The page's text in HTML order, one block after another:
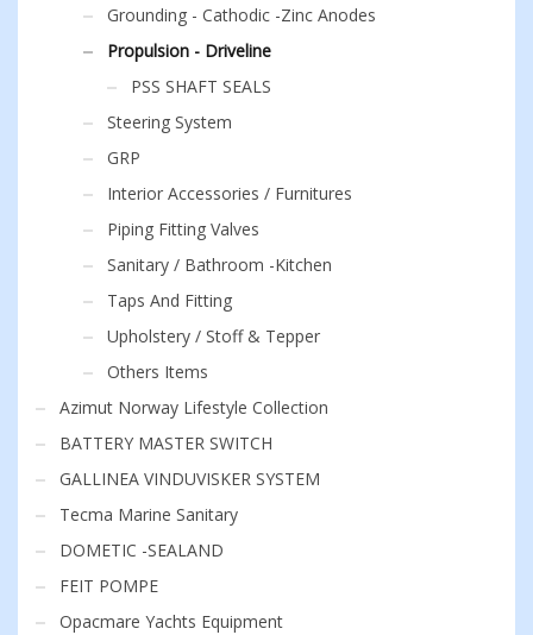
Grounding - Cathodic -Zinc Anodes
Propulsion - Driveline
PSS SHAFT SEALS
Steering System
GRP
Interior Accessories / Furnitures
Piping Fitting Valves
Sanitary / Bathroom -Kitchen
Taps And Fitting
Upholstery / Stoff & Tepper
Others Items
Azimut Norway Lifestyle Collection
BATTERY MASTER SWITCH
GALLINEA VINDUVISKER SYSTEM
Tecma Marine Sanitary
DOMETIC -SEALAND
FEIT POMPE
Opacmare Yachts Equipment